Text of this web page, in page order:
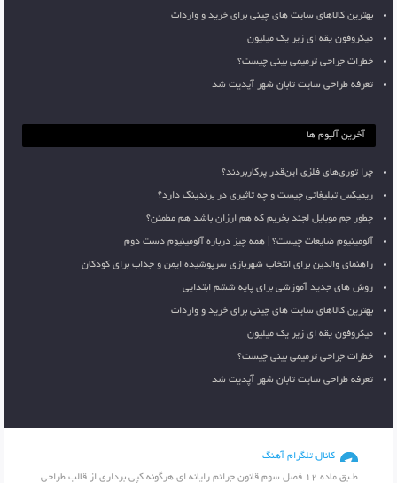
بهترین کالاهای سایت های چینی برای خرید و واردات
میکروفون یقه ای زیر یک میلیون
خطرات جراحی ترمیمی بینی چیست؟
تعرفه طراحی سایت تابان شهر آپدیت شد
آخرین آلبوم ها
چرا توری‌های فلزی این‌قدر پرکاربردند؟
ریمیکس تبلیغاتی چیست و چه تاثیری در برندینگ دارد؟
چطور جم موبایل لجند بخریم که هم ارزان باشد هم مطمئن؟
آلومینیوم ضایعات چیست؟ | همه چیز درباره آلومینیوم دست دوم
راهنمای والدین برای انتخاب شهربازی سرپوشیده ایمن و جذاب برای کودکان
روش های جدید آموزشی برای پایه ششم ابتدایی
بهترین کالاهای سایت های چینی برای خرید و واردات
میکروفون یقه ای زیر یک میلیون
خطرات جراحی ترمیمی بینی چیست؟
تعرفه طراحی سایت تابان شهر آپدیت شد
کانال تلگرام آهنگ
طـبق ماده 12 فصل سوم قانون جرائم رایانه ای هرگونه کپی برداری از قالب طراحی